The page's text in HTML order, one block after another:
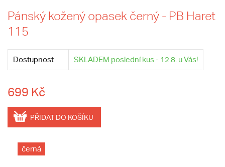
Pánský kožený opasek černý - PB Haret
115
Dostupnost SKLADEM poslední kus - 12.8. u Vás!
699 Kč
PŘIDAT DO KOŠÍKU
černá